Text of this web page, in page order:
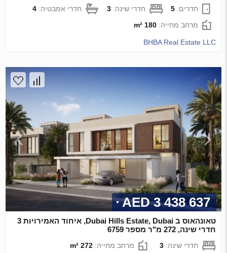
חדרים:5 חדרי שינה:3 חדרי אמבטיה:4
מרחב מחייה:180 m²
BHBA Real Estate LLC
3 438 637 AED
טאונהאוס ב Dubai Hills Estate, Dubai, איחוד האמירויות 3
חדרי שינה, 272 מ"ר מספר 6759
חדרי שינה:3 מרחב מחייה:272 m²